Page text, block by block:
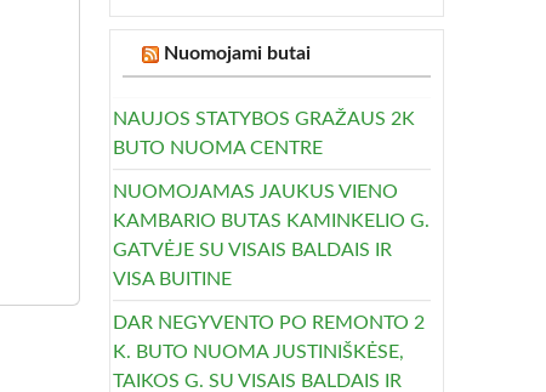
Nuomojami butai
NAUJOS STATYBOS GRAŽAUS 2K
BUTO NUOMA CENTRE
NUOMOJAMAS JAUKUS VIENO
KAMBARIO BUTAS KAMINKELIO G.
GATVĖJE SU VISAIS BALDAIS IR
VISA BUITINE
DAR NEGYVENTO PO REMONTO 2
K. BUTO NUOMA JUSTINIŠKĖSE,
TAIKOS G. SU VISAIS BALDAIS IR